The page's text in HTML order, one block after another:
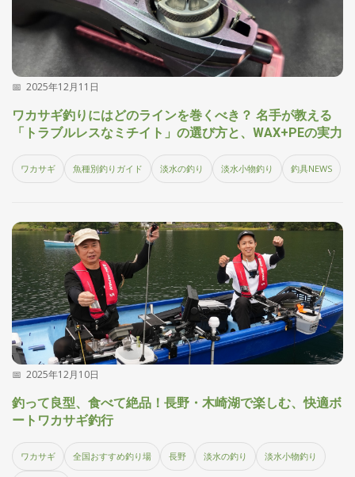
2025年12月11日
ワカサギ釣りにはどのラインを巻くべき？ 名手が教える
「トラブルレスなミチイト」の選び方と、WAX+PEの実力
ワカサギ 魚種別釣りガイド 淡水の釣り 淡水小物釣り 釣具NEWS
2025年12月10日
釣って良型、食べて絶品！長野・木崎湖で楽しむ、快適ボ
ートワカサギ釣行
ワカサギ 全国おすすめ釣り場 長野 淡水の釣り 淡水小物釣り